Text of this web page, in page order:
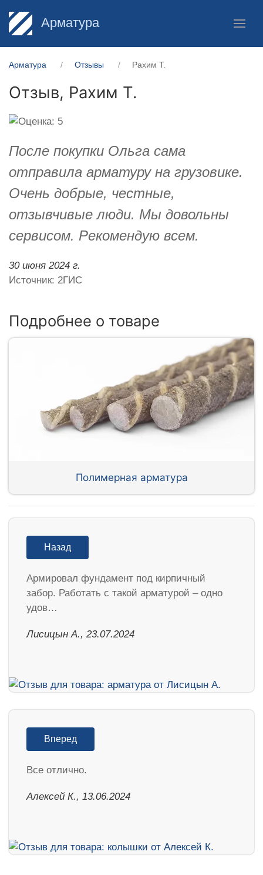
Арматура
Арматура Отзывы Рахим Т.
Отзыв, Рахим Т.
После покупки Ольга сама
отправила арматуру на грузовике.
Очень добрые, честные,
отзывчивые люди. Мы довольны
сервисом. Рекомендую всем.
30 июня 2024 г.
Источник: 2ГИС
Подробнее о товаре
Полимерная арматура
Назад
Армировал фундамент под кирпичный
забор. Работать с такой арматурой – одно
удов…
Лисицын А., 23.07.2024
Вперед
Все отлично.
Алексей К., 13.06.2024